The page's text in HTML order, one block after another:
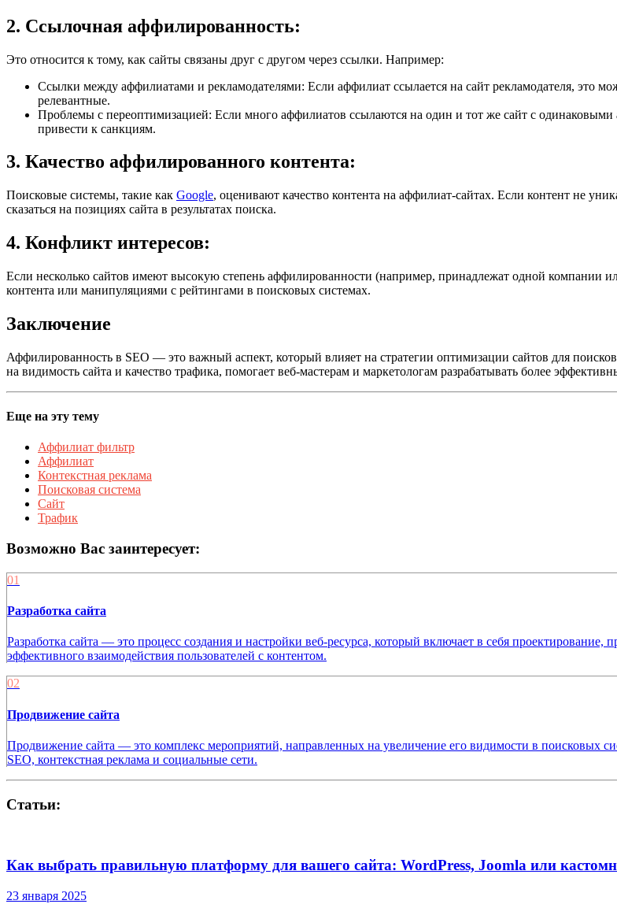
2. Ссылочная аффилированность:
Это относится к тому, как сайты связаны друг с другом через ссылки. Например:
Ссылки между аффилиатами и рекламодателями: Если аффилиат ссылается на сайт рекламодателя, это
релевантные.
Проблемы с переоптимизацией: Если много аффилиатов ссылаются на один и тот же сайт с
привести к санкциям.
3. Качество аффилированного контента:
Поисковые системы, такие как Google, оценивают качество контента на аффилиат-сайтах. Если контент не
сказаться на позициях сайта в результатах поиска.
4. Конфликт интересов:
Если несколько сайтов имеют высокую степень аффилированности (например, принадлежат одной компании
контента или манипуляциями с рейтингами в поисковых системах.
Заключение
Аффилированность в SEO — это важный аспект, который влияет на стратегии оптимизации сайтов для
на видимость сайта и качество трафика, помогает веб-мастерам и маркетологам разрабатывать более
Еще на эту тему
Аффилиат фильтр
Аффилиат
Контекстная реклама
Поисковая система
Сайт
Трафик
Возможно Вас заинтересует:
01
Разработка сайта
Разработка сайта — это процесс создания и настройки веб-ресурса, который включает в себя
эффективного взаимодействия пользователей с контентом.
02
Продвижение сайта
Продвижение сайта — это комплекс мероприятий, направленных на увеличение его видимости в поисковых
SEO, контекстная реклама и социальные сети.
Статьи:
Как выбрать правильную платформу для вашего сайта: WordPress, Joomla или
23 января 2025